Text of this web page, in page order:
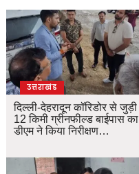
उत्तराखंड
दिल्ली-देहरादून कॉरिडोर से जुड़ी
12 किमी ग्रीनफील्ड बाईपास का
डीएम ने किया निरीक्षण…